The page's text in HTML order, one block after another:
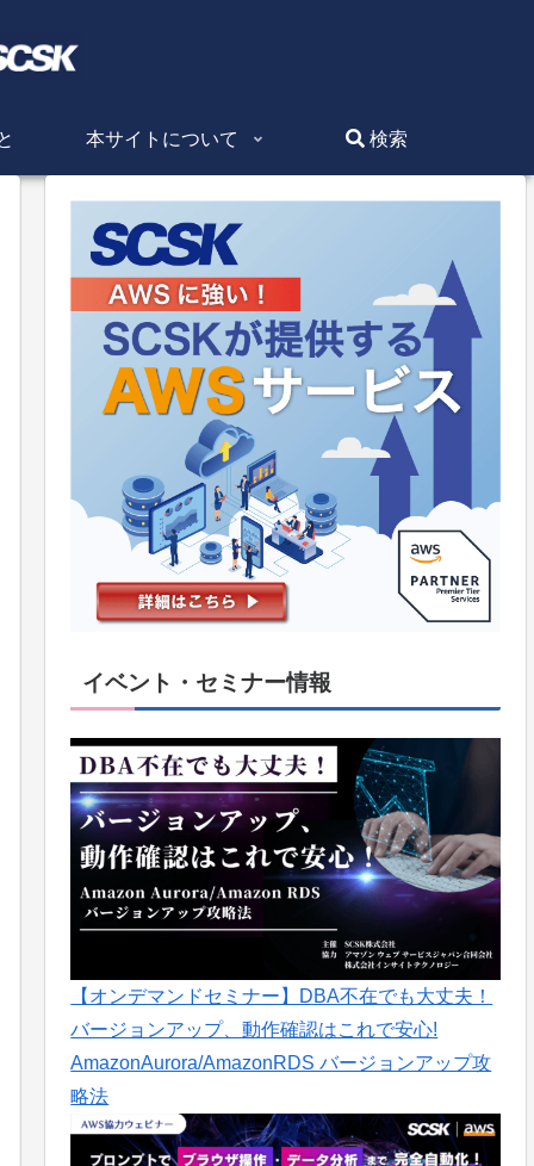
本サイトについて 検索
イベント・セミナー情報
【オンデマンドセミナー】DBA不在でも大丈夫！
バージョンアップ、動作確認はこれで安心!
AmazonAurora/AmazonRDS バージョンアップ攻
略法